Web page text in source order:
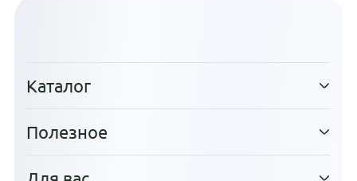
Каталог
Полезное